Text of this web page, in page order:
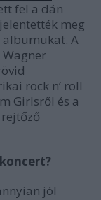
fel a dán
meg
albumukat. A
Wagner
rock n’ roll
Girlsről és a
jól